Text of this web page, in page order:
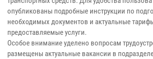
опубликованы подробные инструкции по
необходимых документов и актуальные
предоставляемые услуги.
Особое внимание уделено вопросам
размещены актуальные вакансии в